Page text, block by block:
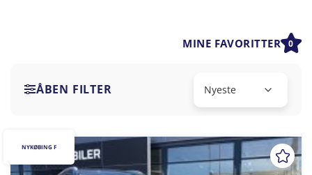
MINE FAVORITTER 0
ÅBEN FILTER
NYKØBING F